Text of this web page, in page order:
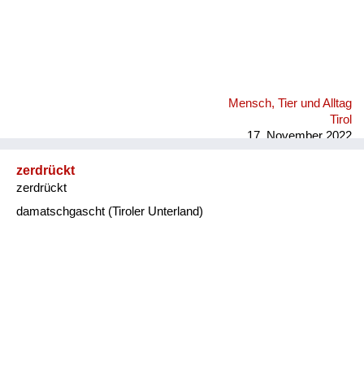
Mensch, Tier und Alltag
Tirol
17. November 2022
zerdrückt
zerdrückt
damatschgascht (Tiroler Unterland)